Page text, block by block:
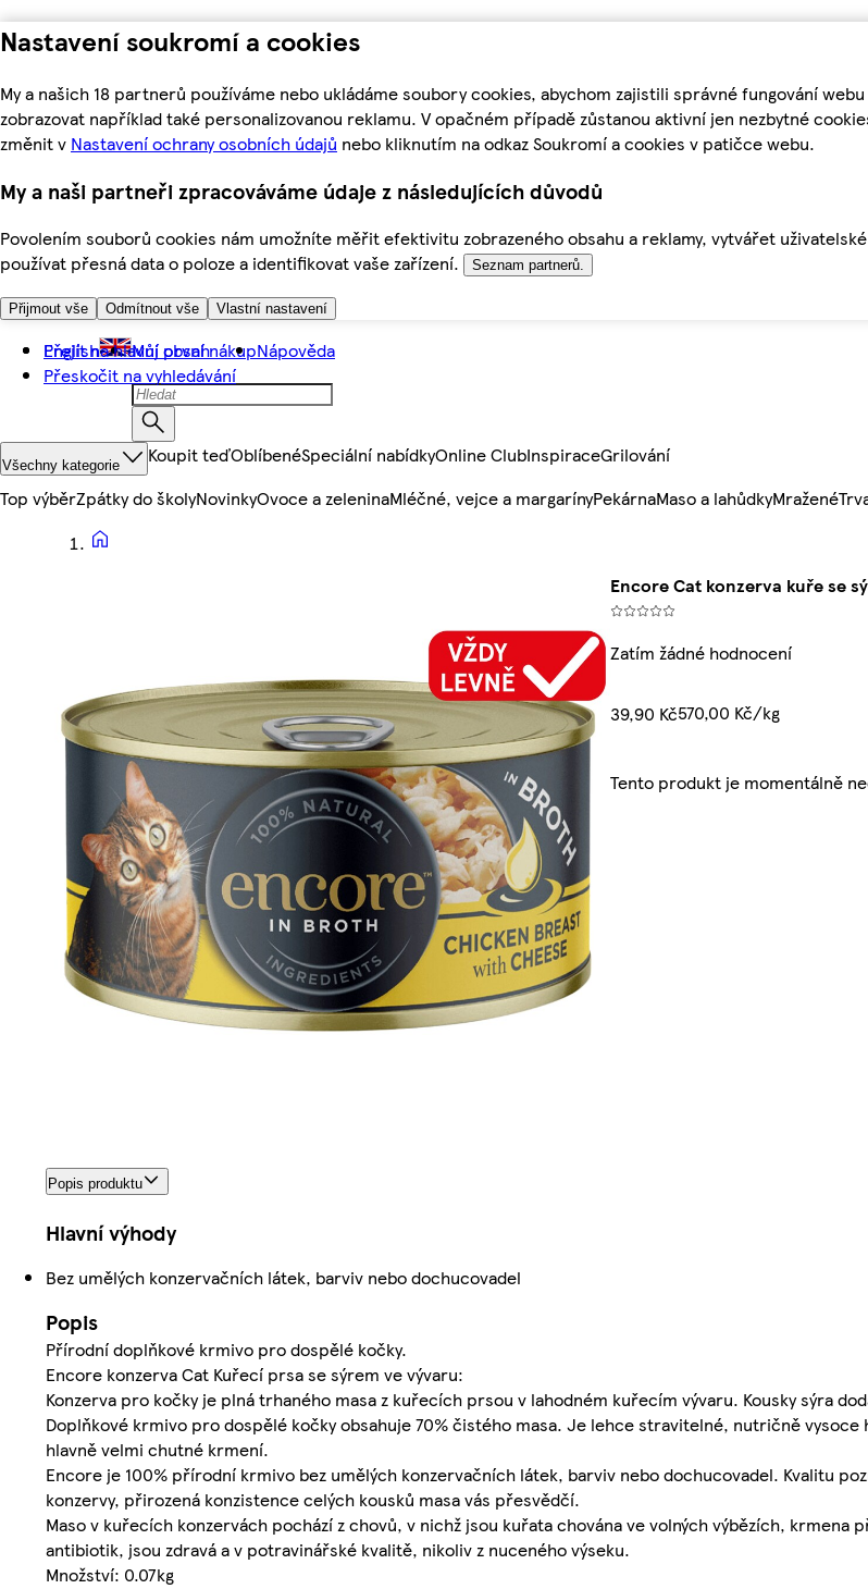
Nastavení soukromí a cookies
My a našich 18 partnerů používáme nebo ukládáme soubory cookies, abychom zajistili správné fungování
zobrazovat například také personalizovanou reklamu. V opačném případě zůstanou aktivní jen nezbytné
změnit v Nastavení ochrany osobních údajů nebo kliknutím na odkaz Soukromí a cookies v patičce webu.
My a naši partneři zpracováváme údaje z následujících důvodů
Povolením souborů cookies nám umožníte měřit efektivitu zobrazeného obsahu a reklamy, vytvářet
používat přesná data o poloze a identifikovat vaše zařízení.
Seznam partnerů.
Přijmout vše Odmítnout vše Vlastní nastavení
Přejít na hlavní obsah
Přeskočit na vyhledávání
English Můj první nákupNápověda
Všechny kategorie Koupit teďOblíbenéSpeciální nabídkyOnline ClubInspiraceGrilování
Top výběrZpátky do školyNovinkyOvoce a zeleninaMléčné, vejce a margarínyPekárnaMaso a lahůdkyMražené
Encore Cat konzerva kuře se
Zatím žádné hodnocení
39,90 Kč570,00 Kč/kg
Tento produkt je momentálně
Popis produktu
Hlavní výhody
Bez umělých konzervačních látek, barviv nebo dochucovadel
Popis
Přírodní doplňkové krmivo pro dospělé kočky.
Encore konzerva Cat Kuřecí prsa se sýrem ve vývaru:
Konzerva pro kočky je plná trhaného masa z kuřecích prsou v lahodném kuřecím vývaru. Kousky sýra
Doplňkové krmivo pro dospělé kočky obsahuje 70% čistého masa. Je lehce stravitelné, nutričně
hlavně velmi chutné krmení.
Encore je 100% přírodní krmivo bez umělých konzervačních látek, barviv nebo dochucovadel. Kvalitu
konzervy, přirozená konzistence celých kousků masa vás přesvědčí.
Maso v kuřecích konzervách pochází z chovů, v nichž jsou kuřata chována ve volných výbězích, krmena
antibiotik, jsou zdravá a v potravinářské kvalitě, nikoliv z nuceného výseku.
Množství: 0.07kg